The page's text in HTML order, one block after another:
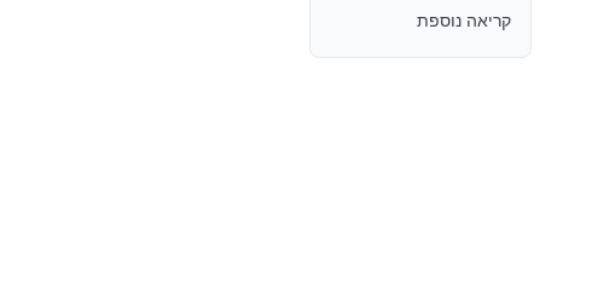
קריאה נוספת